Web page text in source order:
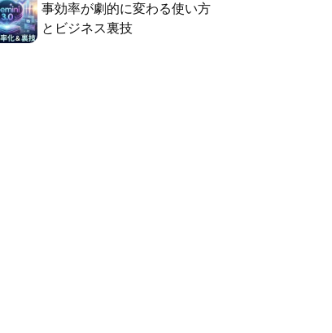
事効率が劇的に変わる使い方
とビジネス裏技